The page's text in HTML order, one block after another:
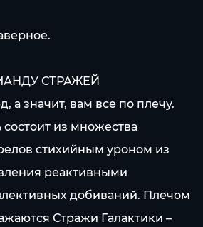
СТРАЖЕЙ
а значит, вам все по плечу.
из множества
стихийным уроном из
реактивными
добиваний. Плечом
Стражи Галактики –